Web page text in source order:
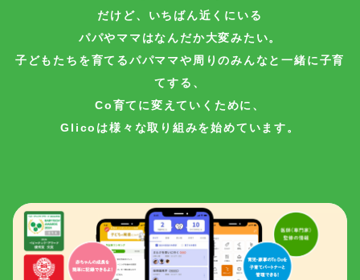
だけど、いちばん近くにいる
パパやママはなんだか大変みたい。
子どもたちを育てるパパママや周りのみんなと一緒に子育
てする、
Co育てに変えていくために、
Glicoは様々な取り組みを始めています。